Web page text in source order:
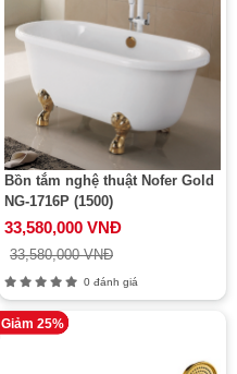
Bồn tắm nghệ thuật Nofer Gold
NG-1716P (1500)
33,580,000 VNĐ
33,580,000 VNĐ
0 đánh giá
Giảm 25%